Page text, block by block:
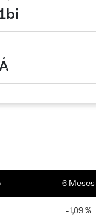
6 Meses
-1,09 %